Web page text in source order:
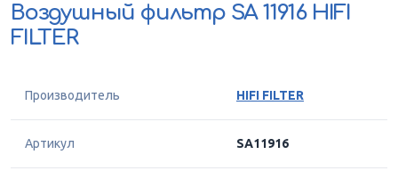
Воздушный фильтр SA 11916 HIFI
FILTER
Производитель HIFI FILTER
Артикул SA11916